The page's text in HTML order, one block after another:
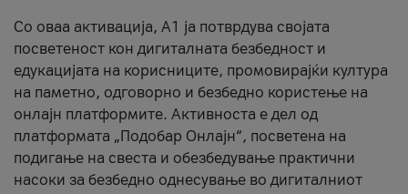
Со оваа активација, А1 ја потврдува својата
посветеност кон дигиталната безбедност и
едукацијата на корисниците, промовирајќи култура
на паметно, одговорно и безбедно користење на
онлајн платформите. Активноста е дел од
платформата „Подобар Онлајн“, посветена на
подигање на свеста и обезбедување практични
насоки за безбедно однесување во дигиталниот